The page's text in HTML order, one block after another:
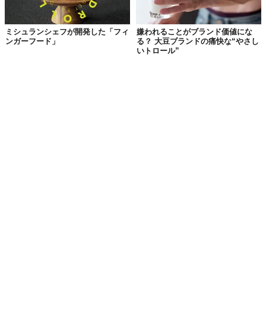
ミシュランシェフが開発した「フィ
ンガーフード」
嫌われることがブランド価値にな
る？ 大豆ブランドの痛快な“やさし
いトロール”